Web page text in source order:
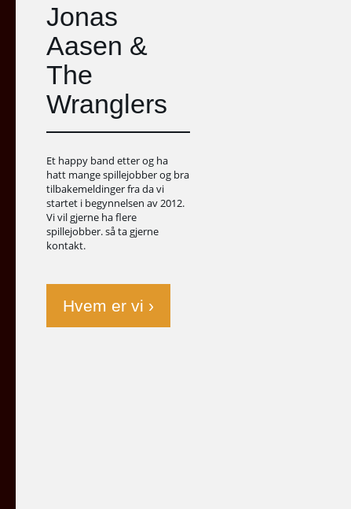
Jonas
Aasen &
The
Wranglers
Et happy band etter og ha
hatt mange spillejobber og bra
tilbakemeldinger fra da vi
startet i begynnelsen av 2012.
Vi vil gjerne ha flere
spillejobber. så ta gjerne
kontakt.
Hvem er vi ›